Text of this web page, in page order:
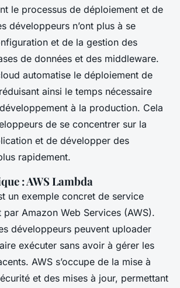
le processus de déploiement et de
développeurs n’ont plus à se
et de la gestion des
de données et des middleware.
automatise le déploiement de
ainsi le temps nécessaire
à la production. Cela
de se concentrer sur la
et de développer des
rapidement.
: AWS Lambda
un exemple concret de service
Amazon Web Services (AWS).
développeurs peuvent uploader
exécuter sans avoir à gérer les
AWS s’occupe de la mise à
et des mises à jour, permettant